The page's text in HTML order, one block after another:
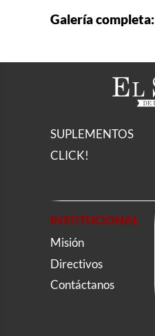
Galería completa:
SUPLEMENTOS
CLICK!
INSTITUCIONAL
Misión
Directivos
Contáctanos